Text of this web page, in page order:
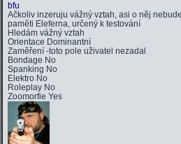
bfu
Ačkoliv inzeruju vážný vztah, asi o něj
paměti Eleferna, určený k testování
Hledám vážný vztah
Orientace Dominantní
Zaměření -toto pole uživatel nezadal
Bondage No
Spanking No
Elektro No
Roleplay No
Zoomorfie Yes